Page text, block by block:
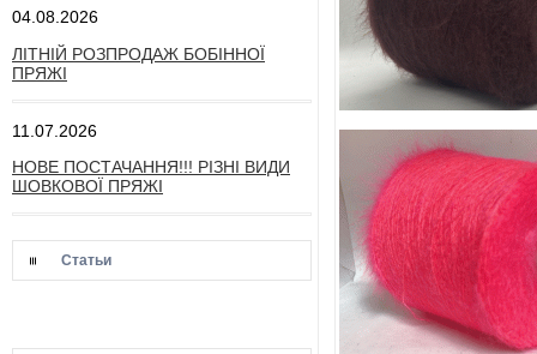
04.08.2026
ЛІТНІЙ РОЗПРОДАЖ БОБІННОЇ
ПРЯЖІ
11.07.2026
НОВЕ ПОСТАЧАННЯ!!! РІЗНІ ВИДИ
ШОВКОВОЇ ПРЯЖІ
Статьи